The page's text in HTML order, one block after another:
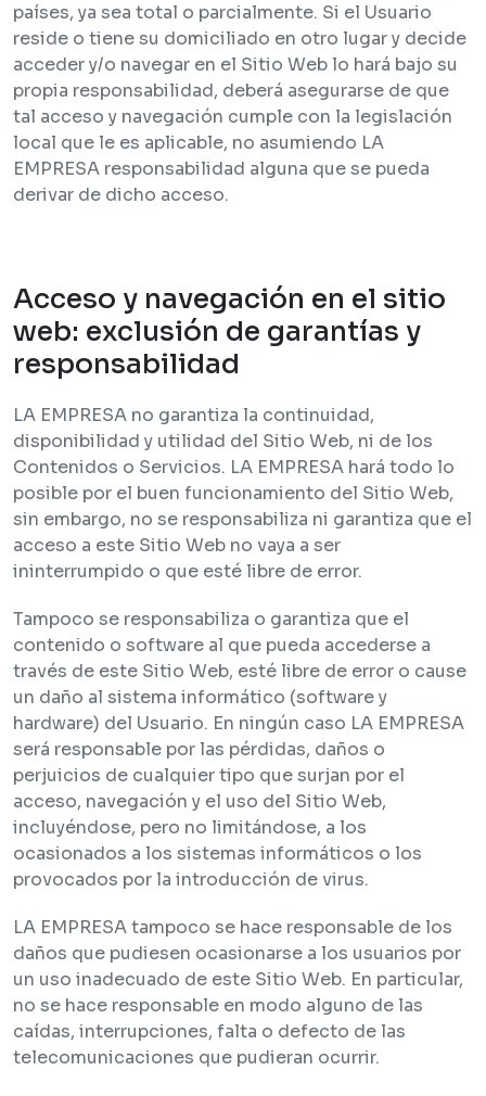
países, ya sea total o parcialmente. Si el Usuario
reside o tiene su domiciliado en otro lugar y decide
acceder y/o navegar en el Sitio Web lo hará bajo su
propia responsabilidad, deberá asegurarse de que
tal acceso y navegación cumple con la legislación
local que le es aplicable, no asumiendo LA
EMPRESA responsabilidad alguna que se pueda
derivar de dicho acceso.
Acceso y navegación en el sitio
web: exclusión de garantías y
responsabilidad
LA EMPRESA no garantiza la continuidad,
disponibilidad y utilidad del Sitio Web, ni de los
Contenidos o Servicios. LA EMPRESA hará todo lo
posible por el buen funcionamiento del Sitio Web,
sin embargo, no se responsabiliza ni garantiza que el
acceso a este Sitio Web no vaya a ser
ininterrumpido o que esté libre de error.
Tampoco se responsabiliza o garantiza que el
contenido o software al que pueda accederse a
través de este Sitio Web, esté libre de error o cause
un daño al sistema informático (software y
hardware) del Usuario. En ningún caso LA EMPRESA
será responsable por las pérdidas, daños o
perjuicios de cualquier tipo que surjan por el
acceso, navegación y el uso del Sitio Web,
incluyéndose, pero no limitándose, a los
ocasionados a los sistemas informáticos o los
provocados por la introducción de virus.
LA EMPRESA tampoco se hace responsable de los
daños que pudiesen ocasionarse a los usuarios por
un uso inadecuado de este Sitio Web. En particular,
no se hace responsable en modo alguno de las
caídas, interrupciones, falta o defecto de las
telecomunicaciones que pudieran ocurrir.